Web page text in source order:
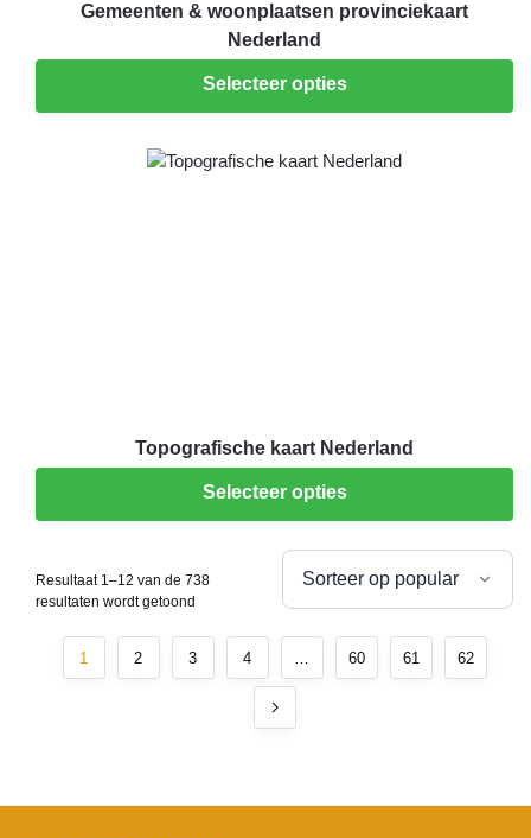
Gemeenten & woonplaatsen provinciekaart
Nederland
Selecteer opties
Topografische kaart Nederland
Selecteer opties
Resultaat 1–12 van de 738
resultaten wordt getoond
1 2 3 4 … 60 61 62